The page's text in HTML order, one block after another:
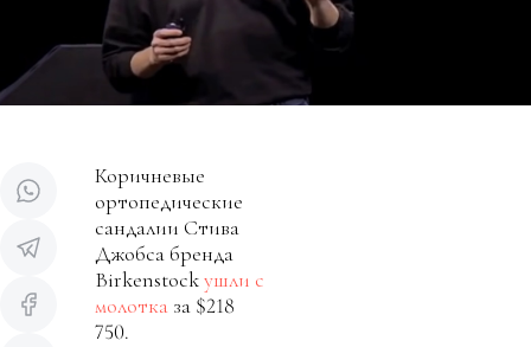
Коричневые
ортопедические
сандалии Стива
Джобса бренда
Birkenstockушли с
молотка за $218
750.